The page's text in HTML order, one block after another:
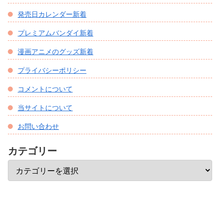
発売日カレンダー新着
プレミアムバンダイ新着
漫画アニメのグッズ新着
プライバシーポリシー
コメントについて
当サイトについて
お問い合わせ
カテゴリー